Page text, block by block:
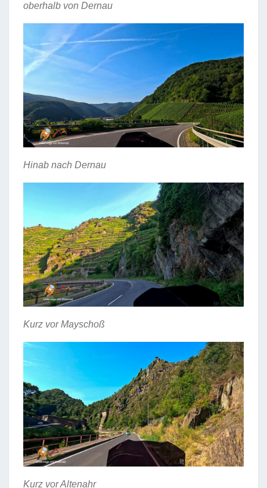
oberhalb von Dernau
Hinab nach Dernau
Kurz vor Mayschoß
Kurz vor Altenahr